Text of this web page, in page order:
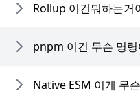
Rollup 이건뭐하는거
pnpm 이건 무슨 명령
Native ESM 이게 무